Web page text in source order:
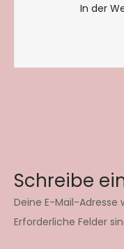
In der
Schreibe
Deine E-Mail-
Erforderliche Felder